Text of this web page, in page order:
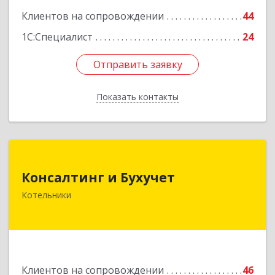
Клиентов на сопровождении
44
1С:Специалист
24
Отправить заявку
Показать контакты
Отправить заявку
Назад
Консалтинг и Бухучет
Котельники
Клиентов на сопровождении 46
140054, Московская обл, Котельники г,
Подробнее